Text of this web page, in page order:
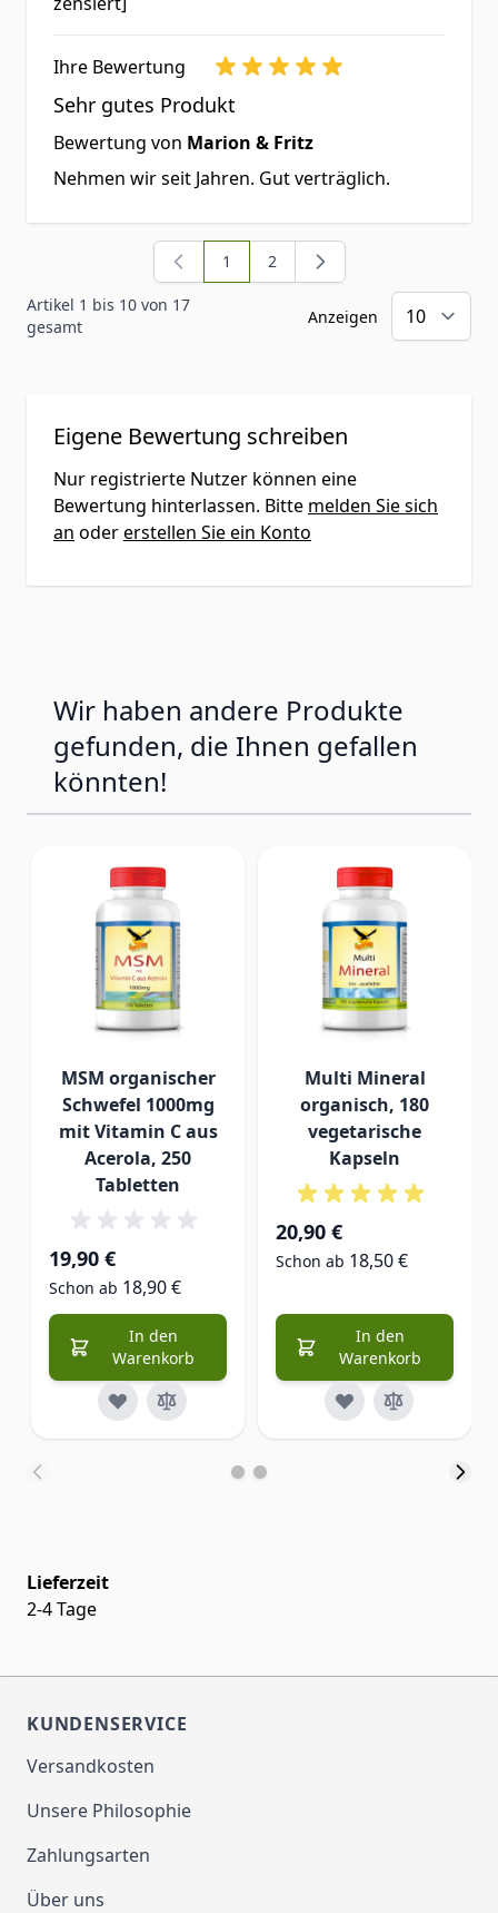
Ihre Bewertung
Sehr gutes Produkt
Bewertung von Marion & Fritz
Nehmen wir seit Jahren. Gut verträglich.
Artikel 1 bis 10 von 17
gesamt
Sie lesen gerade Seite
1 Seite
2
Anzeigen
Eigene Bewertung schreiben
Nur registrierte Nutzer können eine
Bewertung hinterlassen. Bitte melden Sie sich
an odererstellen Sie ein Konto
Wir haben andere Produkte
gefunden, die Ihnen gefallen
könnten!
MSM organischer
Schwefel 1000mg
mit Vitamin C aus
Acerola, 250
Tabletten
19,90 €
Schon ab 18,90 €
In den
Warenkorb
Multi Mineral
organisch, 180
vegetarische
Kapseln
20,90 €
Schon ab 18,50 €
In den
Warenkorb
Lieferzeit
2-4 Tage
KUNDENSERVICE
Versandkosten
Unsere Philosophie
Zahlungsarten
Über uns